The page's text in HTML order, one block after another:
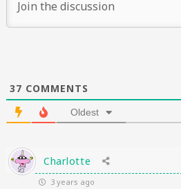
37 COMMENTS
Oldest
Charlotte
3 years ago